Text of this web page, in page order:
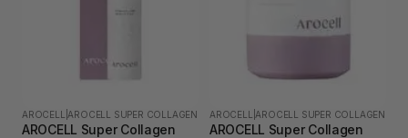
AROCELL AROCELL SUPER COLLAGEN
AROCELL Super Collagen
AROCELL AROCELL SUPER COLLAGEN
AROCELL Super Collagen